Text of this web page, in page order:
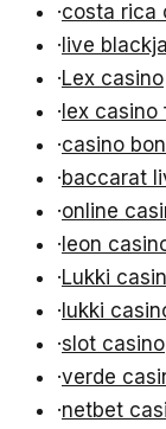
·costa rica
·live
·Lex casino
·lex casino
·casino
·baccarat
·online
·leon
·Lukki
·lukki
·slot casino
·verde
·netbet